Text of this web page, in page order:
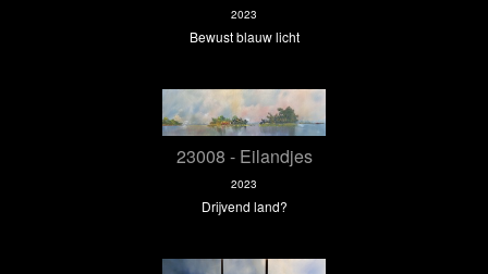
2023
Bewust blauw licht
23008 - Eilandjes
2023
Drijvend land?